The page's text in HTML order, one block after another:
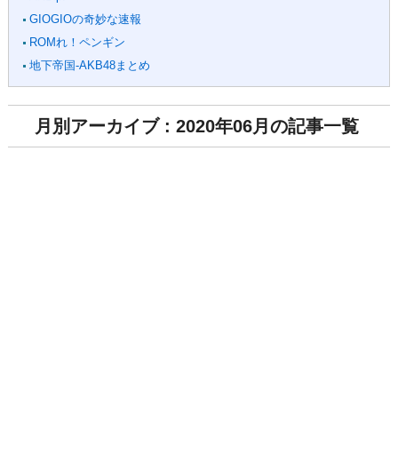
GIOGIOの奇妙な速報
ROMれ！ペンギン
地下帝国-AKB48まとめ
月別アーカイブ : 2020年06月の記事一覧